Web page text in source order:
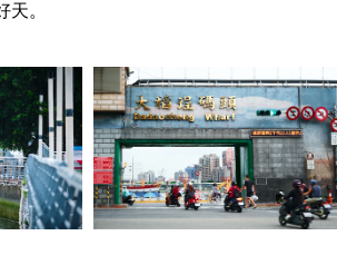
天。